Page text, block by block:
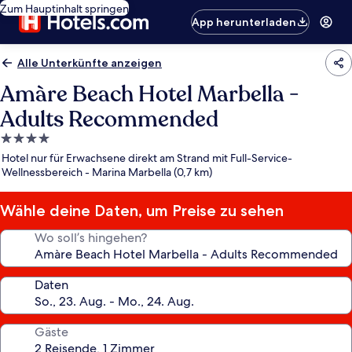
Zum Hauptinhalt springen
App herunterladen
Alle Unterkünfte anzeigen
Amàre Beach Hotel Marbella -
Adults Recommended
4.0-
Sterne-
Unterkunft
Hotel nur für Erwachsene direkt am Strand mit Full-Service-
Wellnessbereich - Marina Marbella (0,7 km)
Wähle deine Daten, um Preise zu sehen
Wo soll’s hingehen?
Daten
Gäste